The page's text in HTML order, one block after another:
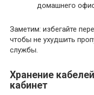
домашнего
Заметим: избегайте
чтобы не ухудшить
службы.
Хранение
кабинет